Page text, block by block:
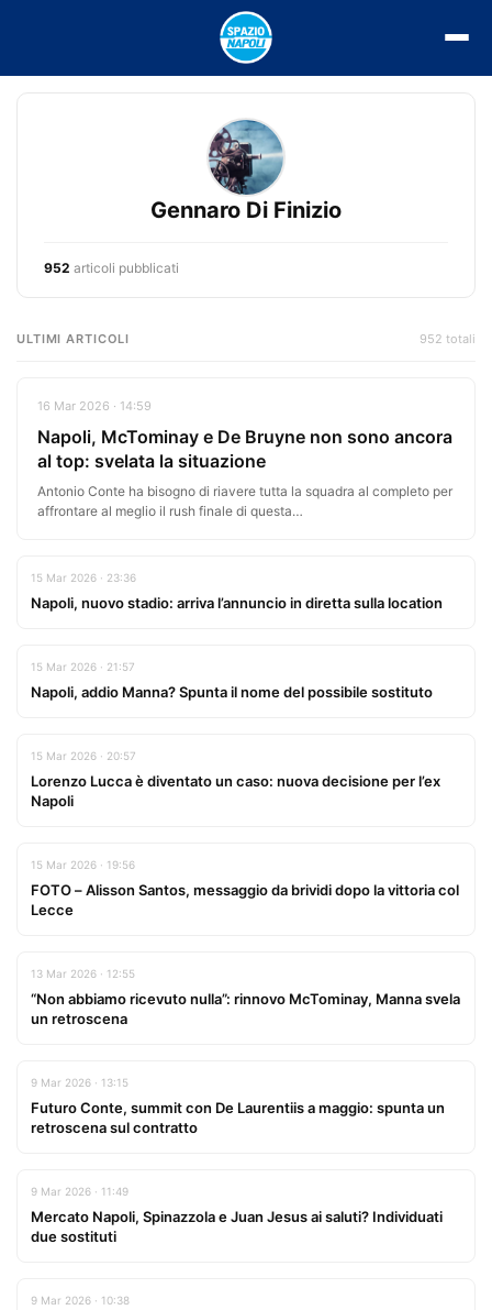
Gennaro Di Finizio
952 articoli pubblicati
ULTIMI ARTICOLI 952 totali
16 Mar 2026 · 14:59
Napoli, McTominay e De Bruyne non sono ancora
al top: svelata la situazione
Antonio Conte ha bisogno di riavere tutta la squadra al completo per
affrontare al meglio il rush finale di questa…
15 Mar 2026 · 23:36
Napoli, nuovo stadio: arriva l’annuncio in diretta sulla location
15 Mar 2026 · 21:57
Napoli, addio Manna? Spunta il nome del possibile sostituto
15 Mar 2026 · 20:57
Lorenzo Lucca è diventato un caso: nuova decisione per l’ex
Napoli
15 Mar 2026 · 19:56
FOTO – Alisson Santos, messaggio da brividi dopo la vittoria col
Lecce
13 Mar 2026 · 12:55
“Non abbiamo ricevuto nulla”: rinnovo McTominay, Manna svela
un retroscena
9 Mar 2026 · 13:15
Futuro Conte, summit con De Laurentiis a maggio: spunta un
retroscena sul contratto
9 Mar 2026 · 11:49
Mercato Napoli, Spinazzola e Juan Jesus ai saluti? Individuati
due sostituti
9 Mar 2026 · 10:38